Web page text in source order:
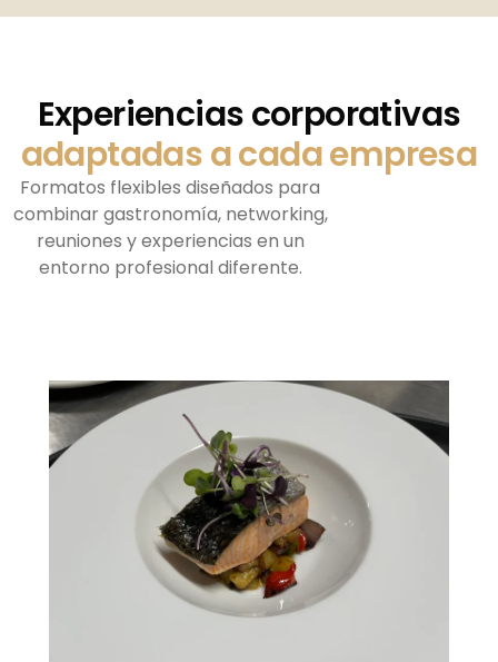
Experiencias corporativas
adaptadas a cada empresa
Formatos flexibles diseñados para
combinar gastronomía, networking,
reuniones y experiencias en un
entorno profesional diferente.